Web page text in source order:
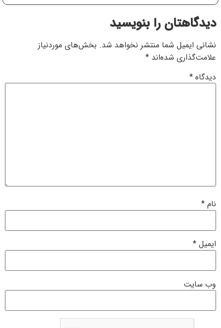
دیدگاهتان را بنویسید
نشانی ایمیل شما منتشر نخواهد شد. بخش‌های موردنیاز
علامت‌گذاری شده‌اند *
دیدگاه *
نام *
ایمیل *
وب‌ سایت